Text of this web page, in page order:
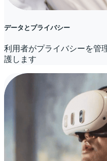
データとプライバシー
利用者がプライバシーを管
護します